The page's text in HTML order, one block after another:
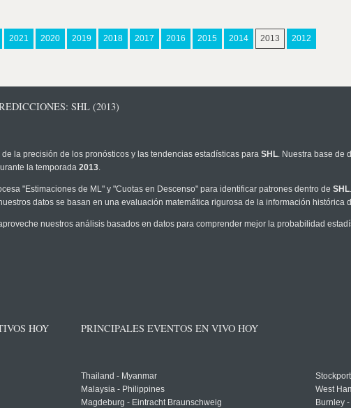
2021 2020 2019 2018 2017 2016 2015 2014 2013 2012
SHL (2013)
la precisión de los pronósticos y las tendencias estadísticas para SHL. Nuestra base de
la temporada 2013.
"Estimaciones de ML" y "Cuotas en Descenso" para identificar patrones dentro de SHL
datos se basan en una evaluación matemática rigurosa de la información histórica
nuestros análisis basados en datos para comprender mejor la probabilidad
HOY PRINCIPALES EVENTOS EN VIVO HOY
Thailand - Myanmar
Malaysia - Philippines
Magdeburg - Eintracht Braunschweig
West
Burnley